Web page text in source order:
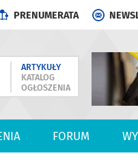
PRENUMERATA
ARTYKUŁY
KATALOG
OGŁOSZENIA
FORUM